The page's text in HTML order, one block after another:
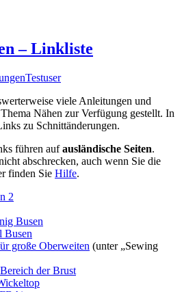
– Linkliste
Testuser
viele Anleitungen und
Nähen zur Verfügung gestellt. In
zu Schnittänderungen.
führen aufausländische Seiten.
abschrecken, auch wenn Sie die
finden Sie Hilfe.
2
Busen
Busen
große Oberweiten (unter „Sewing
der Brust